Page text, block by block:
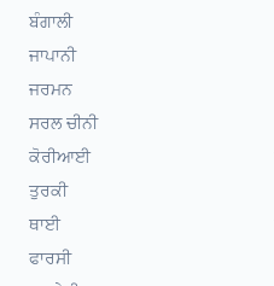
ਬੰਗਾਲੀ
ਜਾਪਾਨੀ
ਜਰਮਨ
ਸਰਲ ਚੀਨੀ
ਕੋਰੀਆਈ
ਤੁਰਕੀ
ਥਾਈ
ਫਾਰਸੀ